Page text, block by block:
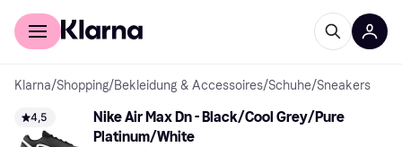
Für Shopper
Klarna/Shopping/Bekleidung & Accessoires/Schuhe/Sneakers
4,5
Nike Air Max Dn - Black/Cool Grey/Pure
Platinum/White